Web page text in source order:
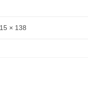
138 × 15 סנטימטרים